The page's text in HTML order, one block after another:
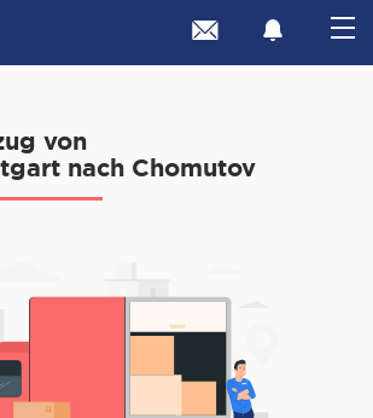
von
nach Chomutov